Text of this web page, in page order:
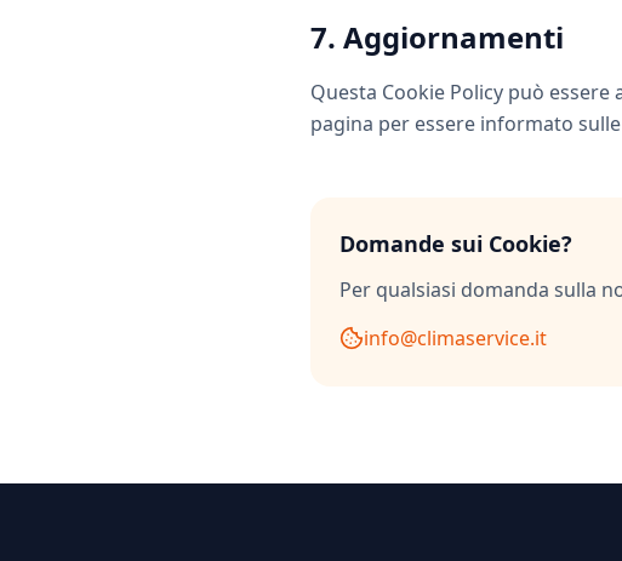
7. Aggiornamenti
Questa Cookie Policy può
pagina per essere informato
Domande sui Cookie?
Per qualsiasi domanda sulla
info@climaservice.it